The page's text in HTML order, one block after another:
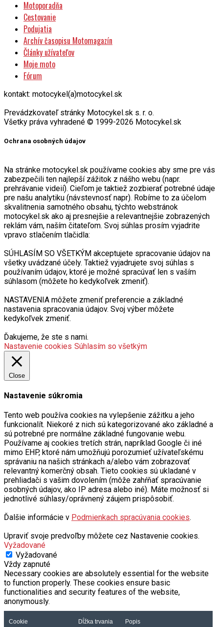
Motoporadňa
Cestovanie
Podujatia
Archív časopisu Motomagazín
Články užívateľov
Moje moto
Fórum
kontakt: motocykel(a)motocykel.sk
Prevádzkovateľ stránky Motocykel.sk s. r. o.
Všetky práva vyhradené © 1999-2026 Motocykel.sk
Ochrana osobných údajov
Na stránke motocykel.sk používame cookies aby sme pre vás
zabezpečili ten najlepší zážitok z nášho webu (napr.
prehrávanie videií). Cieľom je taktiež zozbierať potrebné údaje
pre našu analytiku (návstevnosť napr). Robíme to za účelom
skvalitnenia samotného obsahu, týchto webstránok
motocykel.sk ako aj presnejšie a relevantnejšie zobrazených
reklám vám, naším čitateľom. Svoj súhlas prosím vyjadrite
vpravo stlačením tlačidla:
SÚHLASÍM SO VŠETKÝM akceptujete spracovanie údajov na
všetky uvádzané účely. Taktiež vyjadrujete svoj súhlas s
používaním údajov, ktoré je možné spracúvať len s vaším
súhlasom (môžete ho kedykoľvek zmeniť).
NASTAVENIA môžete zmeniť preferencie a základné
nastavenia spracovania údajov. Svoj výber môžete
kedykoľvek zmeniť.
Ďakujeme, že ste s nami.
Nastavenie cookies Súhlasím so všetkým
Close
Nastavenie súkromia
Tento web používa cookies na vylepšenie zážitku a jeho
funkcionalít. Niekoré z nich sú kategorizované ako základné a
sú potrebné pre normálne základné fungovanie webu.
Používame aj cookies tretích strán, napríklad Google či iné
mimo EHP, ktoré nám umožňujú porozumieť užívateľskému
správaniu na našich stránkach a/alebo vám zobrazovať
relevantný komerčný obsah. Tieto cookies sú ukladané v
prehliadači s vašim dovolením (môže zahŕňať spracúvanie
osobných údajov, ako IP adresa alebo iné). Máte možnosť si
jednotlivé súhlasy/oprávnený záujem prispôsobiť.
Ďalšie informácie v Podmienkach spracúvania cookies.
Upraviť svoje predvoľby môžete cez Nastavenie cookies.
Vyžadované
Vyžadované
Vždy zapnuté
Necessary cookies are absolutely essential for the website
to function properly. These cookies ensure basic
functionalities and security features of the website,
anonymously.
Cookie Dĺžka trvania Popis